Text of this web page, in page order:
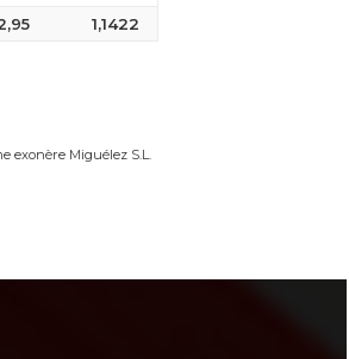
1,1422
exonère Miguélez S.L.